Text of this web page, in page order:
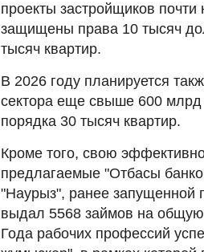
проекты застройщиков
защищены права 10 тысяч
тысяч квартир.
В 2026 году планируется
сектора еще свыше 600 млрд
порядка 30 тысяч квартир.
Кроме того, свою
предлагаемые "Отбасы
"Наурыз", ранее запущенной
выдал 5568 займов на
Года рабочих профессий